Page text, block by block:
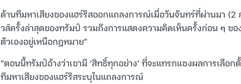
ด้านทีมหาเสียงของแฮร์ริสออกแถลงการณ์เมื่อวันจันทร์ที่ผ่านมา
วส์ครั้งล่าสุดของทรัมป์ รวมถึงการแสดงความคิดเห็นครั้งก่อน ๆ ของ
ตัวเองอยู่เหนือกฎหมาย”
“ตอนนี้ทรัมป์อ้างว่าเขามี ‘สิทธิ์ทุกอย่าง’ ที่จะแทรกแซงผลการเลือ
ทีมหาเสียงของแฮร์ริสระบุในแถลงการณ์